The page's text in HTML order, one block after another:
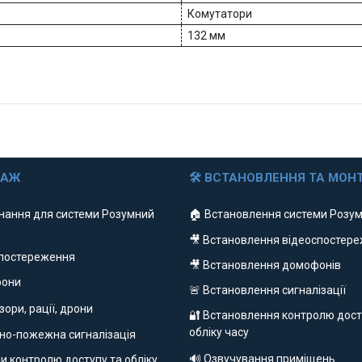
Комутатори
132 мм
для системи Розумний
рації, дрони
пожежна сигналізація
🛠 ВСТАНОВЛЕННЯ ТА
🏠 Встановлення системи
🎥 Встановлення
🎥 Встановлення домофонів
🚨 Встановлення сигналізації
🔐 Встановлення контролю
обліку часу
🔊 Озвучування приміщень